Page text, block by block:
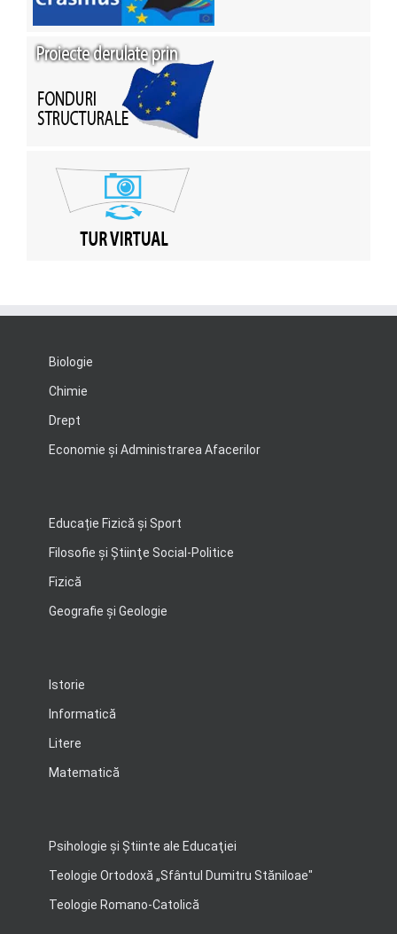
Biologie
Chimie
Drept
Economie şi Administrarea Afacerilor
Educație Fizică și Sport
Filosofie şi Ştiinţe Social-Politice
Fizică
Geografie şi Geologie
Istorie
Informatică
Litere
Matematică
Psihologie şi Ştiinte ale Educaţiei
Teologie Ortodoxă „Sfântul Dumitru Stăniloae"
Teologie Romano-Catolică